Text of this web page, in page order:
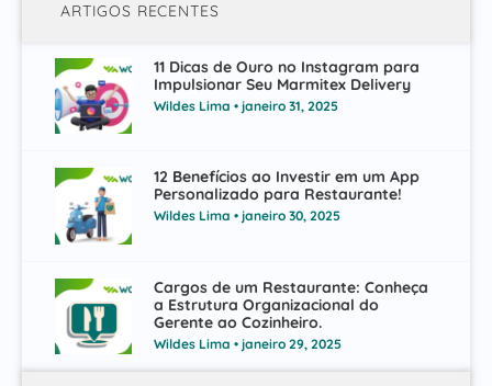
ARTIGOS RECENTES
11 Dicas de Ouro no Instagram para
Impulsionar Seu Marmitex Delivery
Wildes Lima janeiro 31, 2025
12 Benefícios ao Investir em um App
Personalizado para Restaurante!
Wildes Lima janeiro 30, 2025
Cargos de um Restaurante: Conheça
a Estrutura Organizacional do
Gerente ao Cozinheiro.
Wildes Lima janeiro 29, 2025